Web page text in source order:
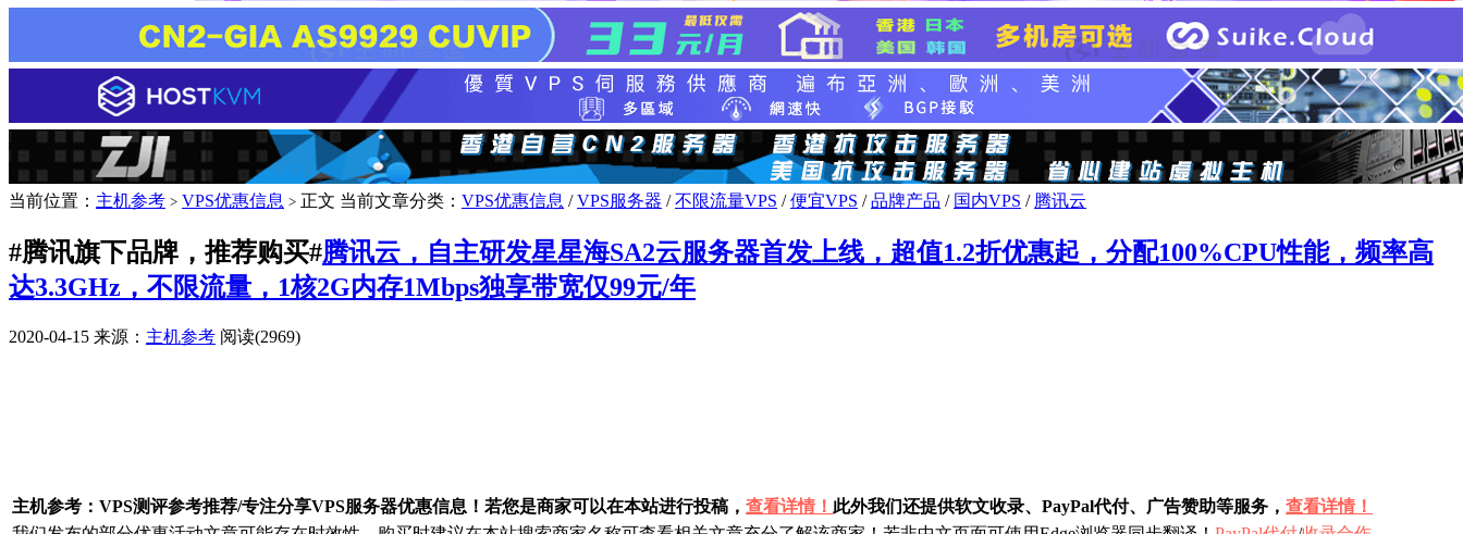
当前位置： 主机参考 > VPS优惠信息 > 正文 当前文章分类： VPS优惠信息 /VPS服务器 /不限流量VPS /便宜VPS /品牌产品 / 国内VPS / 腾讯云
#腾讯旗下品牌，推荐购买#腾讯云，自主研发星星海SA2云服务器首发上线，超值1.2折优惠起，分配100%CPU性能，频率高
达3.3GHz，不限流量，1核2G内存1Mbps独享带宽仅99元/年
2020-04-15 来源： 主机参考 阅读(2969)
主机参考：VPS测评参考推荐/专注分享VPS服务器优惠信息！若您是商家可以在本站进行投稿， 查看详情！ 此外我们还提供软文收录、PayPal代付、广告赞助等服务， 查看详情！